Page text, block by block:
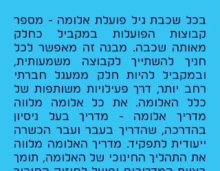
בכל שכבת גיל פועלת אלומה - מספר
קבוצות הפועלות במקביל כחלק
מאותה שכבה. מבנה זה מאפשר לכל
חניך להשתייך לקבוצה משמעותית,
ובמקביל להיות חלק ממעגל חברתי
רחב יותר, דרך פעילויות משותפות של
כלל האלומה. את כל אלומה מלווה
מדריך אלומה - מדריך בעל ניסיון
בהדרכה, שהדריך בעבר ועבר הכשרה
ייעודית לתפקיד. מדריך האלומה מלווה
את התהליך החינוכי של האלומה, תומך